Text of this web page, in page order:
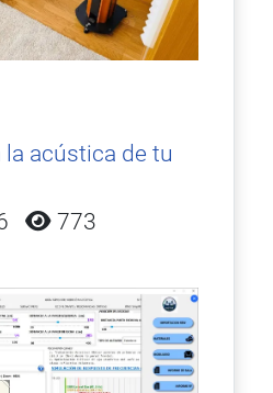
la acústica de tu
773